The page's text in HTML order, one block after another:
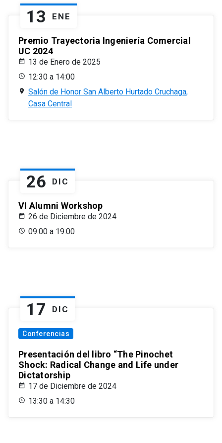
13 ENE
Premio Trayectoria Ingeniería Comercial
UC 2024
13 de Enero de 2025
12:30 a 14:00
Salón de Honor San Alberto Hurtado Cruchaga,
Casa Central
26 DIC
VI Alumni Workshop
26 de Diciembre de 2024
09:00 a 19:00
17 DIC
Conferencias
Presentación del libro “The Pinochet
Shock: Radical Change and Life under
Dictatorship
17 de Diciembre de 2024
13:30 a 14:30